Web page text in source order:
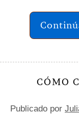
CÓMO
Publicado por